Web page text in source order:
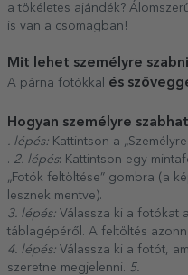
a tökéletes ajándék?
is van a csomagban!
Mit lehet személyre
A párna fotókkal és
Hogyan személyre
. lépés: Kattintson a
. 2. lépés: Kattintson egy
„Fotók feltöltése” gombra (a
lesznek mentve).
3. lépés: Válassza ki a fotókat
táblagépéről. A feltöltés
4. lépés: Válassza ki a fotót,
szeretne megjelenni. 5.